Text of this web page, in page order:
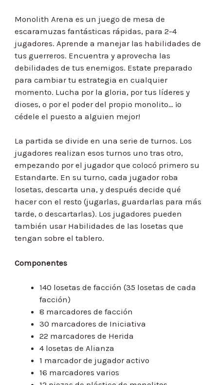
Monolith Arena es un juego de mesa de
escaramuzas fantásticas rápidas, para 2-4
jugadores. Aprende a manejar las habilidades de
tus guerreros. Encuentra y aprovecha las
debilidades de tus enemigos. Estate preparado
para cambiar tu estrategia en cualquier
momento. Lucha por la gloria, por tus líderes y
dioses, o por el poder del propio monolito… ¡o
cédele el puesto a alguien mejor!
La partida se divide en una serie de turnos. Los
jugadores realizan esos turnos uno tras otro,
empezando por el jugador que colocó primero su
Estandarte. En su turno, cada jugador roba
losetas, descarta una, y después decide qué
hacer con el resto (jugarlas, guardarlas para más
tarde, o descartarlas). Los jugadores pueden
también usar Habilidades de las losetas que
tengan sobre el tablero.
Componentes
140 losetas de facción (35 losetas de cada
facción)
8 marcadores de facción
30 marcadores de Iniciativa
22 marcadores de Herida
4 losetas de Alianza
1 marcador de jugador activo
16 marcadores varios